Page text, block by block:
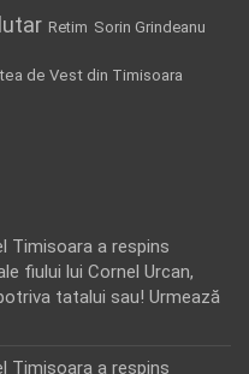
Retim Sorin Grindeanu
de Vest din Timisoara
Timisoara a respins
fiului lui Cornel Urcan,
tatalui sau! Urmează
Timisoara a respins